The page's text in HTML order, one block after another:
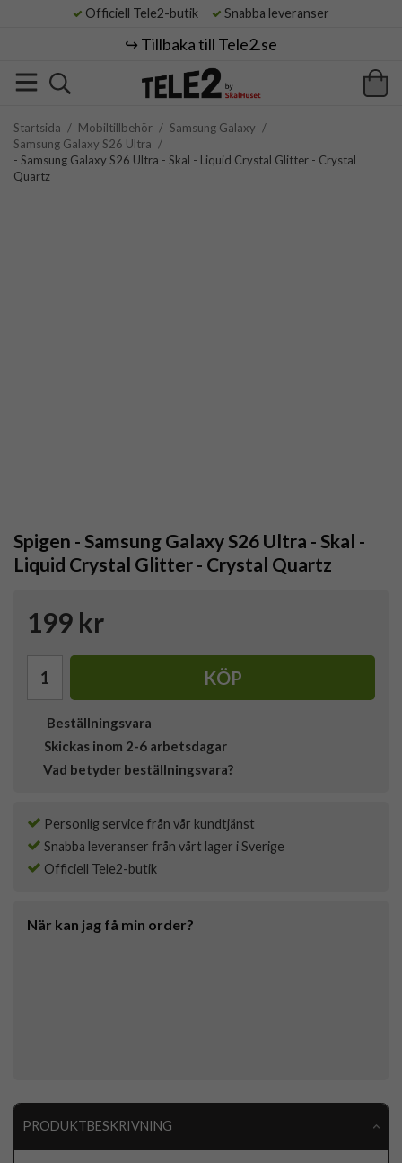
Officiell Tele2-butik Snabba leveranser
↪️ Tillbaka till Tele2.se
Startsida / Mobiltillbehör / Samsung Galaxy /
Samsung Galaxy S26 Ultra /
- Samsung Galaxy S26 Ultra - Skal - Liquid Crystal Glitter - Crystal
Quartz
Spigen - Samsung Galaxy S26 Ultra - Skal -
Liquid Crystal Glitter - Crystal Quartz
199 kr
KÖP
Beställningsvara
Skickas inom 2-6 arbetsdagar
Vad betyder beställningsvara?
Personlig service från vår kundtjänst
Snabba leveranser från vårt lager i Sverige
Officiell Tele2-butik
När kan jag få min order?
PRODUKTBESKRIVNING